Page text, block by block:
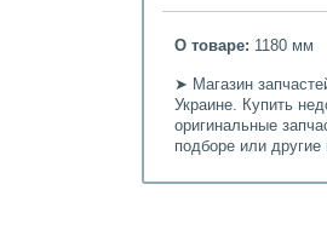
О товаре: 1180 мм
➤ Магазин
Украине. Купить
оригинальные
подборе или